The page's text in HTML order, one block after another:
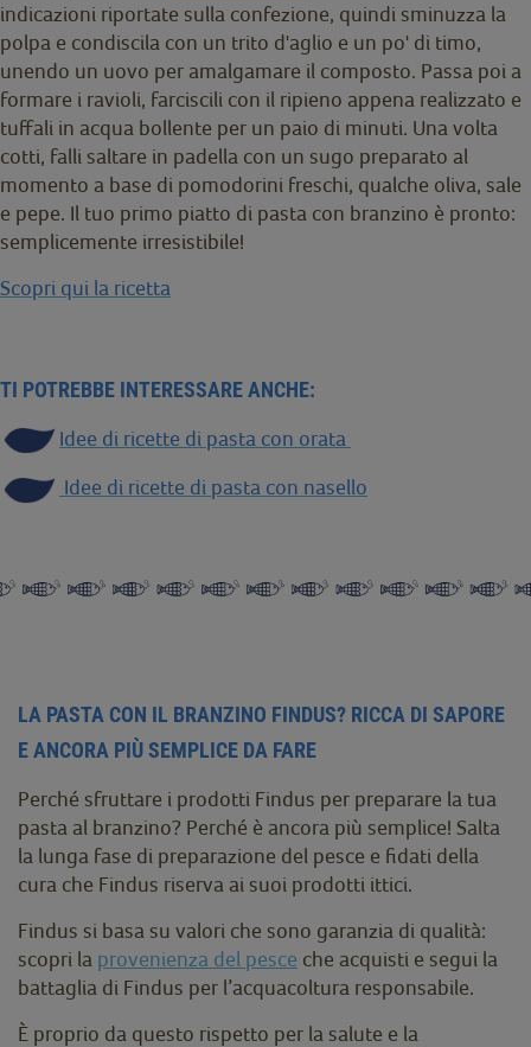
indicazioni riportate sulla confezione, quindi sminuzza la
polpa e condiscila con un trito d'aglio e un po' di timo,
unendo un uovo per amalgamare il composto. Passa poi a
formare i ravioli, farciscili con il ripieno appena realizzato e
tuffali in acqua bollente per un paio di minuti. Una volta
cotti, falli saltare in padella con un sugo preparato al
momento a base di pomodorini freschi, qualche oliva, sale
e pepe. Il tuo primo piatto di pasta con branzino è pronto:
semplicemente irresistibile!
Scopri qui la ricetta
TI POTREBBE INTERESSARE ANCHE:
Idee di ricette di pasta con orata
Idee di ricette di pasta con nasello
LA PASTA CON IL BRANZINO FINDUS? RICCA DI SAPORE
E ANCORA PIÙ SEMPLICE DA FARE
Perché sfruttare i prodotti Findus per preparare la tua
pasta al branzino? Perché è ancora più semplice! Salta
la lunga fase di preparazione del pesce e fidati della
cura che Findus riserva ai suoi prodotti ittici.
Findus si basa su valori che sono garanzia di qualità:
scopri la provenienza del pesce che acquisti e segui la
battaglia di Findus per l’acquacoltura responsabile.
È proprio da questo rispetto per la salute e la